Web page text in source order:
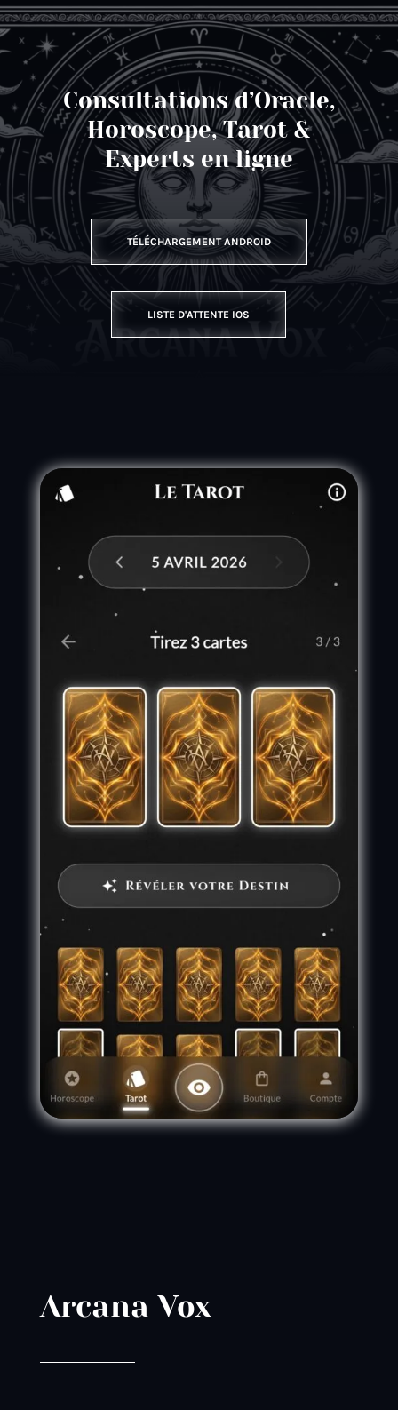
Consultations d’Oracle,
Horoscope, Tarot &
Experts en ligne
TÉLÉCHARGEMENT ANDROID
LISTE D'ATTENTE IOS
Arcana Vox